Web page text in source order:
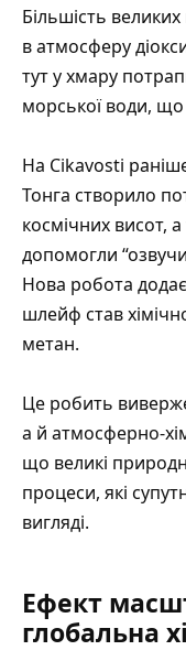
Більшість
в атмосферу
тут у хмару
морської води, що
На Cikavosti
Тонга створило
космічних висот,
допомогли
Нова робота
шлейф став
метан.
Це робить
а й атмосферно-
що великі
процеси, які
вигляді.
Ефект
глобальна